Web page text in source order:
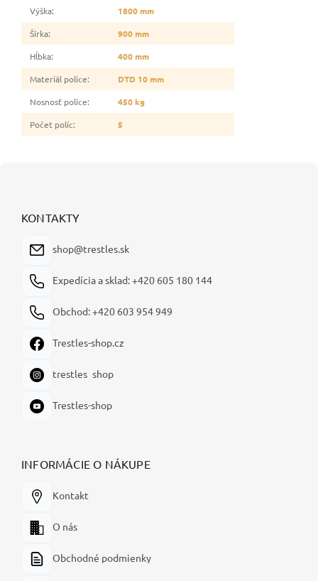
Výška:
1800 mm
Šírka:
900 mm
Hĺbka:
400 mm
Materiál police:
DTD 10 mm
Nosnosť police:
450 kg
Počet políc: 5
KONTAKTY
shop@trestles.sk
Expedícia a sklad: +420 605 180 144
Obchod: +420 603 954 949
Trestles-shop.cz
trestles_shop
Trestles-shop
INFORMÁCIE O NÁKUPE
Kontakt
O nás
Obchodné podmienky